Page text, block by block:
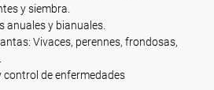
y siembra.
anuales y bianuales.
Vivaces, perennes, frondosas,
control de enfermedades